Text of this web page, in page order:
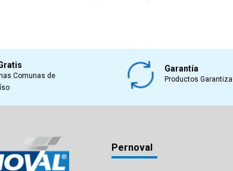
Comunas de
Garantía
Productos
Pernoval